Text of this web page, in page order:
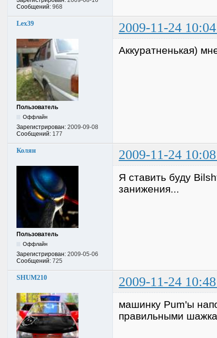
Сообщений: 968
Lex39 2009-11-24
Пользователь
Оффлайн
Зарегистрирован: 2009-09-08
Сообщений: 177
Аккуратненькая)
Колян 2009-11-24
Пользователь
Оффлайн
Зарегистрирован: 2009-05-06
Сообщений: 725
Я ставить буду
занижения...
SHUM210 2009-11-24
машинку Pum'ы
правильными